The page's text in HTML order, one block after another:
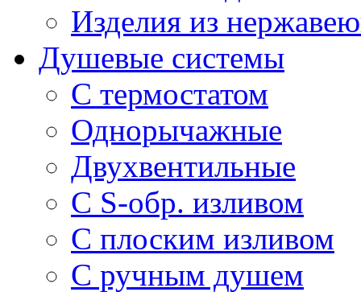
Изделия из
Душевые системы
С термостатом
Однорычажные
Двухвентильные
С S-обр. изливом
С плоским изливом
С ручным душем